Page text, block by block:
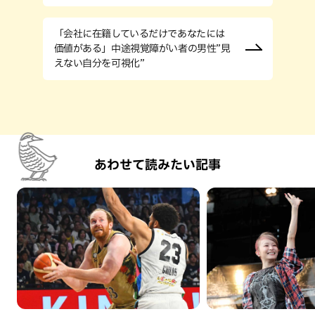
「会社に在籍しているだけであなたには
価値がある」中途視覚障がい者の男性”見
えない自分を可視化”
あわせて読みたい記事